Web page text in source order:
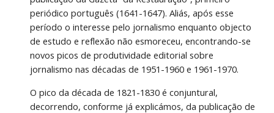
periódico português (1641-1647). Aliás, após esse
período o interesse pelo jornalismo enquanto objecto
de estudo e reflexão não esmoreceu, encontrando-se
novos picos de produtividade editorial sobre
jornalismo nas décadas de 1951-1960 e 1961-1970.
O pico da década de 1821-1830 é conjuntural,
decorrendo, conforme já explicámos, da publicação de